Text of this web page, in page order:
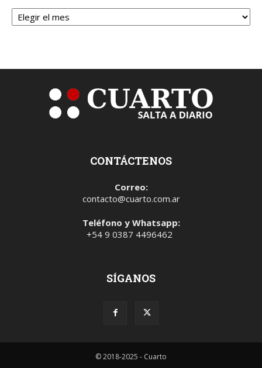
Archivos
CONTÁCTENOS
Correo:
contacto@cuarto.com.ar
Teléfono y Whatsapp:
+54 9 0387 4496462
SÍGANOS
© 2018-2025 - Cuarto